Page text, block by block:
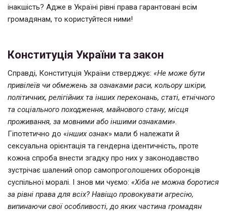
інакшість? Адже в Україні рівні права гарантовані всім
громадянам, то користуйтеся ними!
Конституція України та закон
Справді, Конституція України стверджує: «Не може бути
привілеїв чи обмежень за ознаками раси, кольору шкіри,
політичних, релігійних та інших переконань, статі, етнічного
та соціального походження, майнового стану, місця
проживання, за мовними або іншими ознаками».
Гіпотетично до «інших ознак» мали б належати й
сексуальна орієнтація та гендерна ідентичність, проте
кожна спроба внести згадку про них у законодавство
зустрічає шалений опор самопроголошених оборонців
суспільної моралі. І знов ми чуємо: «Хіба не можна боротися
за рівні права для всіх? Навіщо провокувати агресію,
випинаючи свої особливості, до яких частина громадян